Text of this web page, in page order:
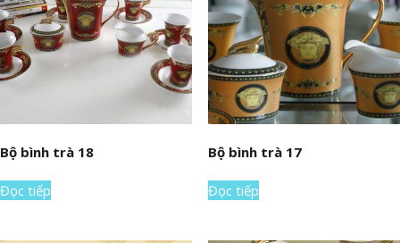
Bộ bình trà 18
Đọc tiếp
Bộ bình trà 17
Đọc tiếp